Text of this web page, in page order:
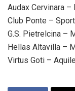
Audax Cervinara –
Club Ponte –
G.S. Pietrelcina –
Hellas Altavilla –
Virtus Goti –